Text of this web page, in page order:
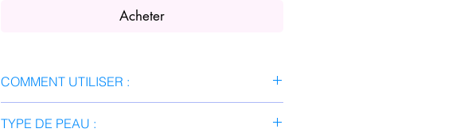
Acheter
COMMENT UTILISER :
et le cou en dernière étape de votre routine de
TYPE DE PEAU :